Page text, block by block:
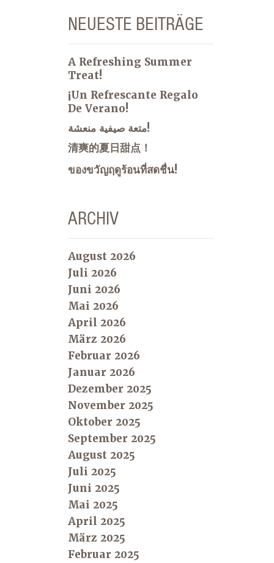
NEUESTE BEITRÄGE
A Refreshing Summer
Treat!
¡Un Refrescante Regalo
De Verano!
متعة صيفية منعشة!
清爽的夏日甜点！
ของขวัญฤดูร้อนที่สดชื่น!
ARCHIV
August 2026
Juli 2026
Juni 2026
Mai 2026
April 2026
März 2026
Februar 2026
Januar 2026
Dezember 2025
November 2025
Oktober 2025
September 2025
August 2025
Juli 2025
Juni 2025
Mai 2025
April 2025
März 2025
Februar 2025